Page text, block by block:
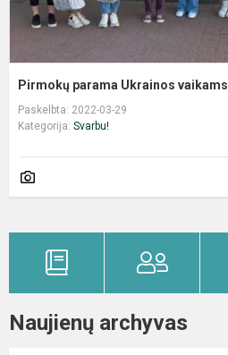
Pirmokų parama Ukrainos vaikams
Paskelbta: 2022-03-29
Kategorija: Svarbu!
Naujienų archyvas